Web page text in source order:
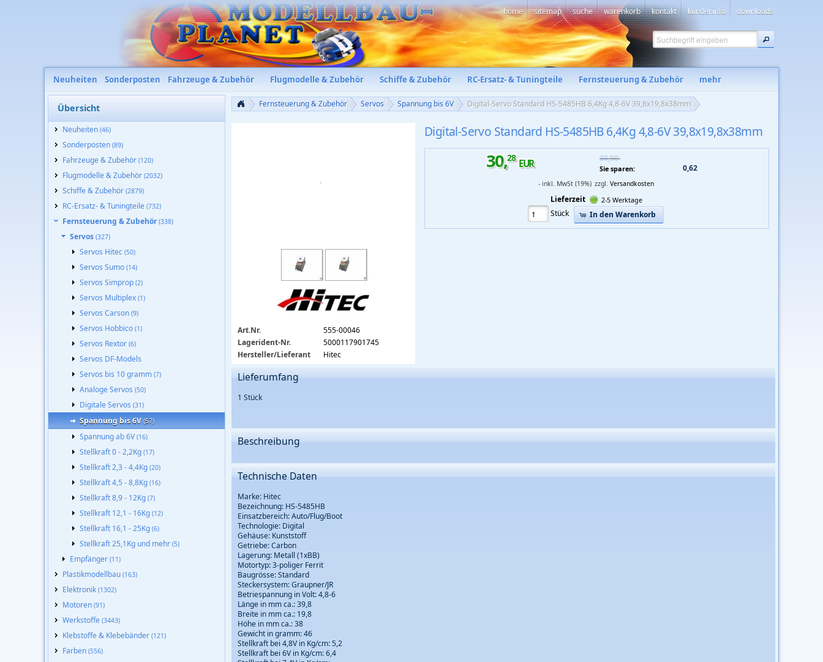
home sitemap suche warenkorb kontakt kundeninfo downloads
Neuheiten Sonderposten Fahrzeuge & Zubehör Flugmodelle & Zubehör Schiffe & Zubehör RC-Ersatz- & Tuningteile Fernsteuerung & Zubehör mehr
Übersicht
Neuheiten (46)
Sonderposten (89)
Fahrzeuge & Zubehör (120)
Flugmodelle & Zubehör (2032)
Schiffe & Zubehör (2879)
RC-Ersatz- & Tuningteile (732)
Fernsteuerung & Zubehör(338)
Servos (327)
Servos Hitec (50)
Servos Sumo (14)
Servos Simprop (2)
Servos Multiplex (1)
Servos Carson (9)
Servos Hobbico (1)
Servos Rextor (6)
Servos DF-Models
Servos bis 10 gramm (7)
Analoge Servos (50)
Digitale Servos (31)
Spannung bis 6V (57)
Spannung ab 6V (16)
Stellkraft 0 - 2,2Kg (17)
Stellkraft 2,3 - 4,4Kg (20)
Stellkraft 4,5 - 8,8Kg (16)
Stellkraft 8,9 - 12Kg (7)
Stellkraft 12,1 - 16Kg (12)
Stellkraft 16,1 - 25Kg (6)
Stellkraft 25,1Kg und mehr (5)
Empfänger (11)
Plastikmodellbau (163)
Elektronik (1302)
Motoren (91)
Werkstoffe (3443)
Klebstoffe & Klebebänder (121)
Farben (556)
Fernsteuerung & Zubehör Servos Spannung bis 6V Digital-Servo Standard HS-5485HB 6,4Kg 4,8-6V 39,8x19,8x38mm
Art.Nr.
555-00046
Lagerident-Nr.
5000117901745
Hersteller/Lieferant
Hitec
Digital-Servo Standard HS-5485HB 6,4Kg 4,8-6V 39,8x19,8x38mm
30,28 EUR 30,90 
Sie sparen: 0,62 
- inkl. MwSt (19%) zzgl. Versandkosten
Lieferzeit 2-5 Werktage
Stück In den Warenkorb
Lieferumfang
1 Stück
Beschreibung
Technische Daten
Marke: Hitec
Bezeichnung: HS-5485HB
Einsatzbereich: Auto/Flug/Boot
Technologie: Digital
Gehäuse: Kunststoff
Getriebe: Carbon
Lagerung: Metall (1xBB)
Motortyp: 3-poliger Ferrit
Baugrösse: Standard
Steckersystem: Graupner/JR
Betriespannung in Volt: 4,8-6
Länge in mm ca.: 39,8
Breite in mm ca.: 19,8
Höhe in mm ca.: 38
Gewicht in gramm: 46
Stellkraft bei 4,8V in Kg/cm: 5,2
Stellkraft bei 6V in Kg/cm: 6,4